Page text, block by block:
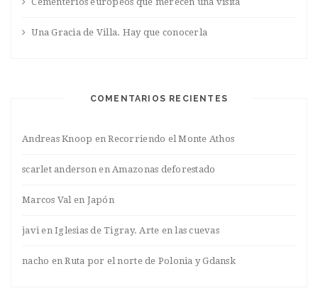
Una Gracia de Villa. Hay que conocerla
COMENTARIOS RECIENTES
Andreas Knoop enRecorriendo el Monte Athos
scarlet anderson enAmazonas deforestado
Marcos Valen Japón
javienIglesias de Tigray. Arte en las cuevas
nacho enRuta por el norte de Polonia y Gdansk